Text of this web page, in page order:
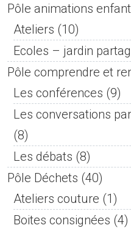
Pôle animations
Ateliers (10)
Ecoles – jardin
Pôle comprendre et
Les conférences (9)
Les conversations
(8)
Les débats (8)
Pôle Déchets (40)
Ateliers couture (1)
Boites consignées (4)